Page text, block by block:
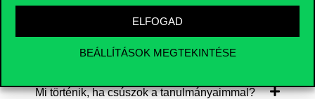
ELFOGAD
BEÁLLÍTÁSOK MEGTEKINTÉSE
Milyen átlagot kell előzetesen teljesítenem?
Írnom kell szakdolgozatot?
Mi történik, ha csúszok a tanulmányaimmal?